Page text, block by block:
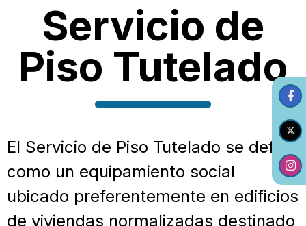
Servicio de
Piso Tutelado
El Servicio de Piso Tutelado se define
como un equipamiento social
ubicado preferentemente en edificios
de viviendas normalizadas destinado